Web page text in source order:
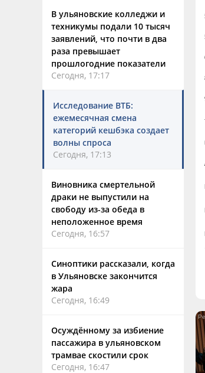
В ульяновские колледжи и
техникумы подали 10 тысяч
заявлений, что почти в два
раза превышает
прошлогодние показатели
Сегодня, 17:17
Исследование ВТБ:
ежемесячная смена
категорий кешбэка создает
волны спроса
Сегодня, 17:13
Виновника смертельной
драки не выпустили на
свободу из-за обеда в
неположенное время
Сегодня, 16:57
Синоптики рассказали, когда
в Ульяновске закончится
жара
Сегодня, 16:49
Осуждённому за избиение
пассажира в ульяновском
трамвае скостили срок
Сегодня, 16:47